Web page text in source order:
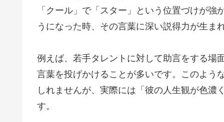
「クール」で「スター」という位置づけが
うになった時、その言葉に深い説得力が生ま
例えば、若手タレントに対して助言をする場
言葉を投げかけることが多いです。このよう
しれませんが、実際には「彼の人生観が色
す。